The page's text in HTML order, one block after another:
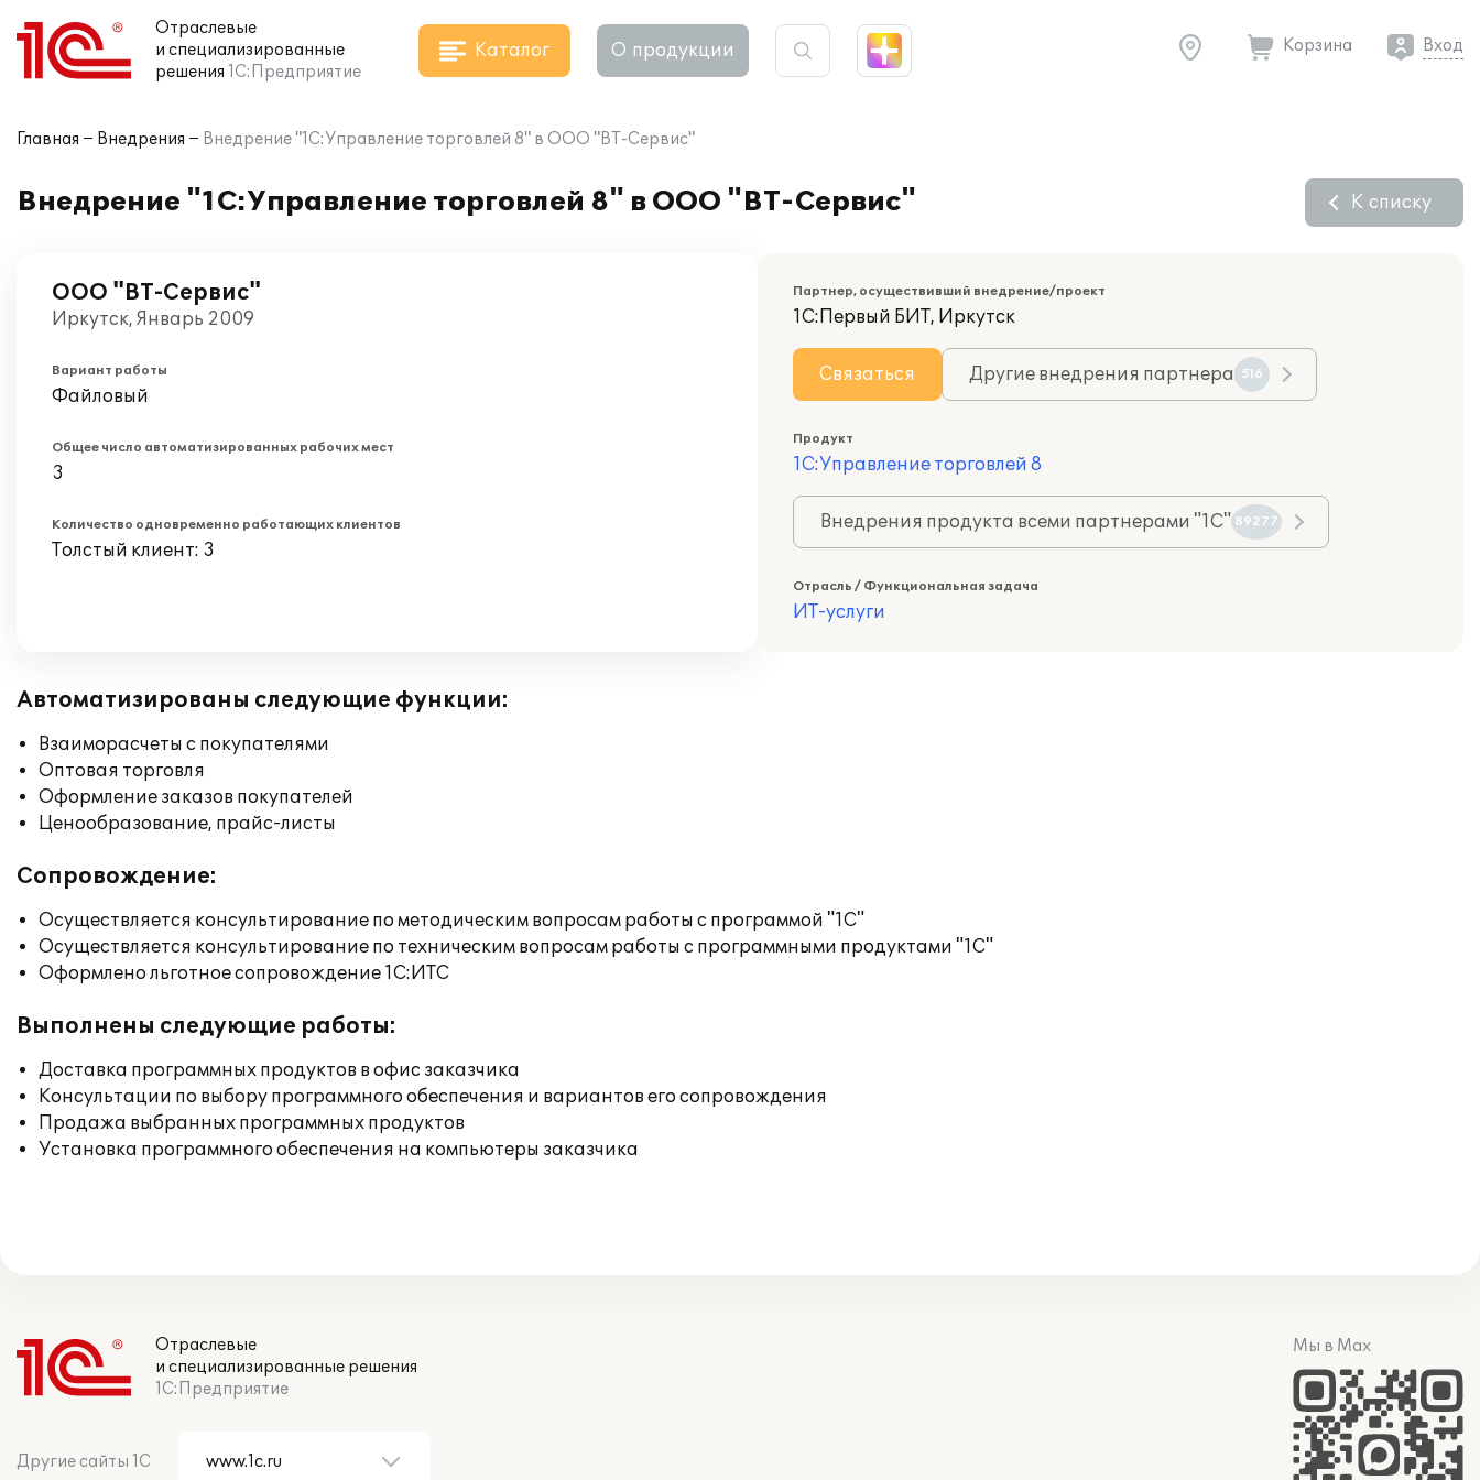
Отраслевые
и специализированные
решения 1С:Предприятие
Каталог О продукции Корзина Вход
Главная Внедрения Внедрение "1С:Управление торговлей 8" в ООО "ВТ-Сервис"
Внедрение "1С:Управление торговлей 8" в ООО "ВТ-Сервис" К списку
ООО "ВТ-Сервис"
Иркутск, Январь 2009
Вариант работы
Файловый
Общее число автоматизированных рабочих мест
3
Количество одновременно работающих клиентов
Толстый клиент: 3
Партнер, осуществивший внедрение/проект
1С:Первый БИТ, Иркутск
Связаться Другие внедрения партнера 516
Продукт
1С:Управление торговлей 8
Внедрения продукта всеми партнерами "1С" 89277
Отрасль / Функциональная задача
ИТ-услуги
Автоматизированы следующие функции:
Взаиморасчеты с покупателями
Оптовая торговля
Оформление заказов покупателей
Ценообразование, прайс-листы
Сопровождение:
Осуществляется консультирование по методическим вопросам работы с программой "1С"
Осуществляется консультирование по техническим вопросам работы с программными продуктами "1С"
Оформлено льготное сопровождение 1С:ИТС
Выполнены следующие работы:
Доставка программных продуктов в офис заказчика
Консультации по выбору программного обеспечения и вариантов его сопровождения
Продажа выбранных программных продуктов
Установка программного обеспечения на компьютеры заказчика
Отраслевые
и специализированные решения
1С:Предприятие
Другие сайты 1С
Мы в Max